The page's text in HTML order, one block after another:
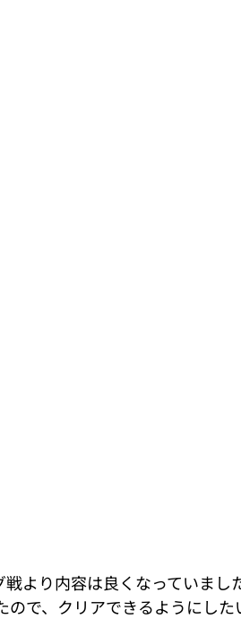
より内容は良くなっていまし
ので、クリアできるようにした